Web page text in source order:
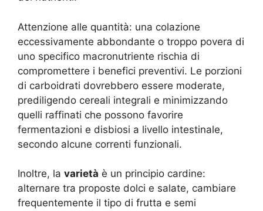
Attenzione alle quantità: una colazione
eccessivamente abbondante o troppo povera di
uno specifico macronutriente rischia di
compromettere i benefici preventivi. Le porzioni
di carboidrati dovrebbero essere moderate,
prediligendo cereali integrali e minimizzando
quelli raffinati che possono favorire
fermentazioni e disbiosi a livello intestinale,
secondo alcune correnti funzionali.
Inoltre, la varietà è un principio cardine:
alternare tra proposte dolci e salate, cambiare
frequentemente il tipo di frutta e semi